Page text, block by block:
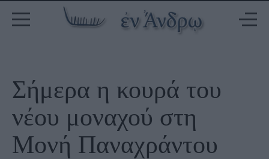
Σήμερα η κουρά του
νέου μοναχού στη
Μονή Παναχράντου